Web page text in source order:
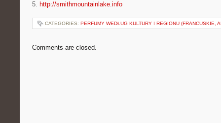
5. http://smithmountainlake.info
CATEGORIES: PERFUMY WEDŁUG KULTURY I REGIONU (FRANCUSKIE,
Comments are closed.